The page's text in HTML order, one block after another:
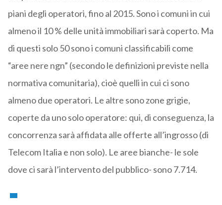
piani degli operatori, fino al 2015. Sono i comuni in cui
almeno il 10 % delle unità immobiliari sarà coperto. Ma
di questi solo 50 sono i comuni classificabili come
“aree nere ngn” (secondo le definizioni previste nella
normativa comunitaria), cioè quelli in cui ci sono
almeno due operatori. Le altre sono zone grigie,
coperte da uno solo operatore: qui, di conseguenza, la
concorrenza sarà affidata alle offerte all’ingrosso (di
Telecom Italia e non solo). Le aree bianche- le sole
dove ci sarà l’intervento del pubblico- sono 7.714.